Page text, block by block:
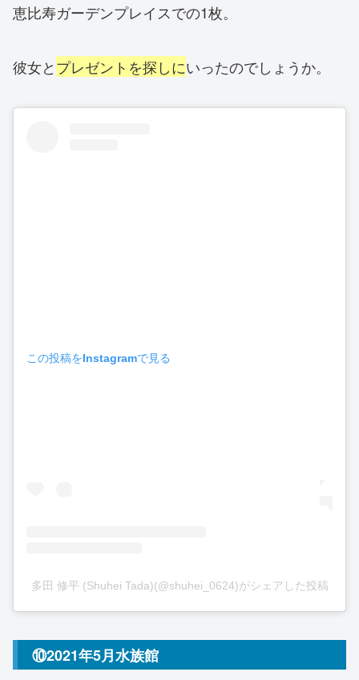
恵比寿ガーデンプレイスでの1枚。
彼女とプレゼントを探しにいったのでしょうか。
この投稿をInstagramで見る
多田 修平 (Shuhei Tada)(@shuhei_0624)がシェアした投稿
⑩2021年5月水族館